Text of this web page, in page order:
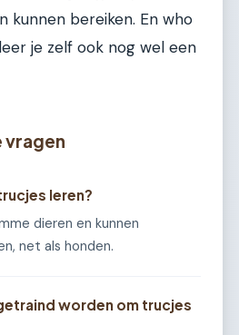
kunnen bereiken. En who
je zelf ook nog wel een
vragen
leren?
dieren en kunnen
net als honden.
worden om trucjes